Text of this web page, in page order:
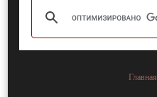
Главная